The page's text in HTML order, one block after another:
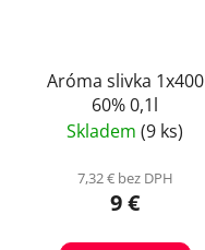
Aróma slivka 1x400
60% 0,1l
Skladem (9 ks)
7,32 € bez DPH
9 €